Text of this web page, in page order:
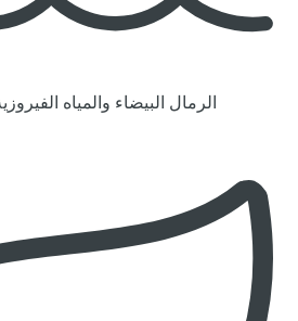
الرمال البيضاء والمياه